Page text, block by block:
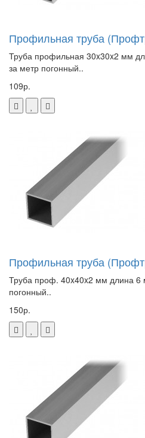
Профильная труба
Труба профильная 30x30x2 мм
за метр погонный..
109р.
Профильная труба
Труба проф. 40x40x2 мм длина 6
погонный..
150р.